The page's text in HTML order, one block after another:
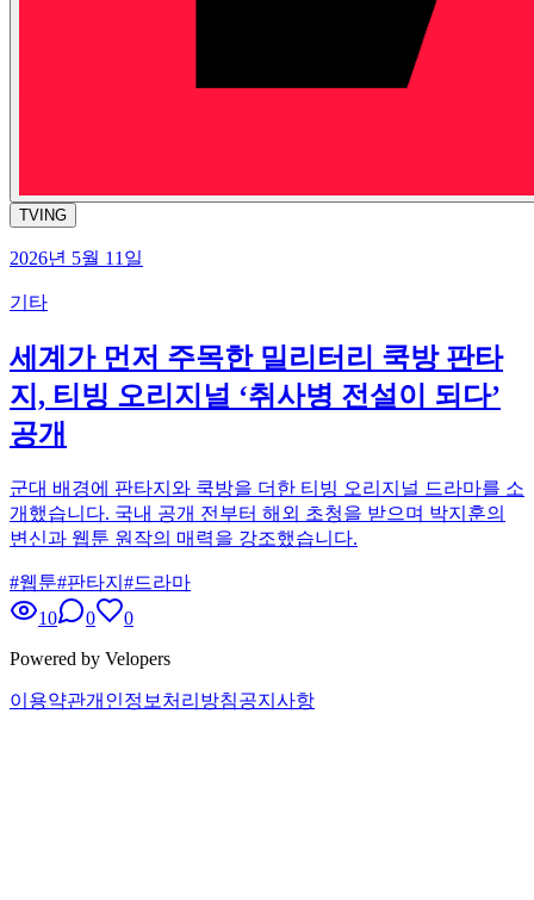
TVING
2026년 5월 11일
기타
세계가 먼저 주목한 밀리터리 쿡방 판타
지, 티빙 오리지널 ‘취사병 전설이 되다’
공개
군대 배경에 판타지와 쿡방을 더한 티빙 오리지널 드라마를 소
개했습니다. 국내 공개 전부터 해외 초청을 받으며 박지훈의
변신과 웹툰 원작의 매력을 강조했습니다.
#웹툰#판타지 #드라마
10
0
0
Powered by Velopers
이용약관개인정보처리방침공지사항